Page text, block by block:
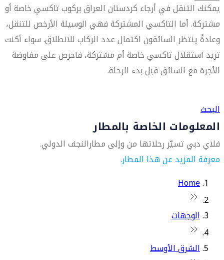
يمكنك التنقل في أرجاء كردستان العراق بركوب تاكسي خاصة أو
مشتركة. أما التاكسي المشتركة فهي الوسيلة الأرخص للتنقل،
وعادةً ينتظر السائقون اكتمال عدد الركاب للانطلاق. سواء أكنت
تريد استقلال تاكسي خاصة أم مشتركة، فاحرص على مفاوضة
الأجرة مع السائق قبل بدء الرحلة.
البحث
المعلومات الخاصة بالمطار
فلاي دبي تسيّر رحلاتها من وإلى مطارالنجف الدولي.
معرفة المزيد عن هذا المطار.
Home
الوجهات
الشرق الأوسط